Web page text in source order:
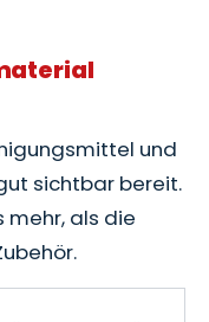
und
sichtbar bereit.
mehr, als die